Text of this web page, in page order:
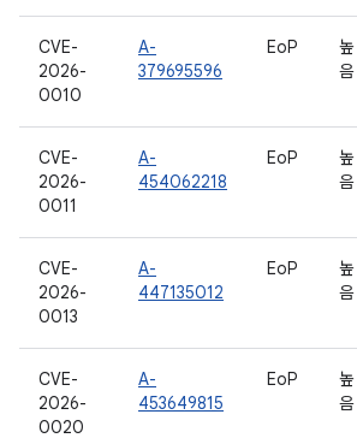
CVE-
2026-
0010
A-
379695596
EoP
높
음
CVE-
2026-
0011
A-
454062218
EoP
높
음
CVE-
2026-
0013
A-
447135012
EoP
높
음
CVE-
2026-
0020
A-
453649815
EoP
높
음